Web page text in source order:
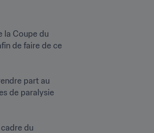
la Coupe du
de faire de ce
part au
de paralysie
du